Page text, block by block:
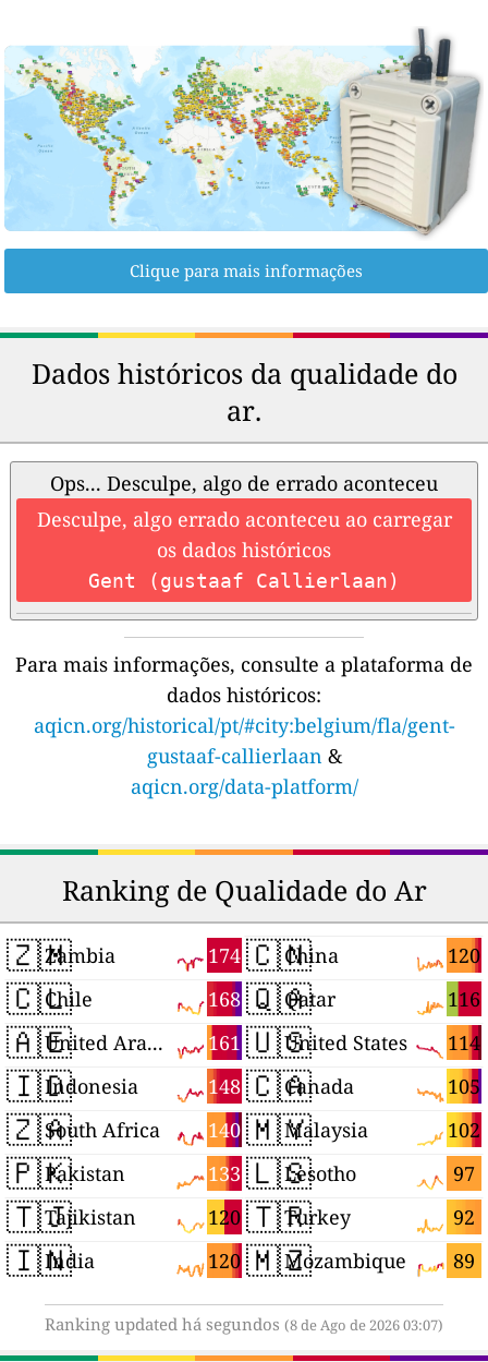
Clique para mais informações
Dados históricos da qualidade do
ar.
Ops... Desculpe, algo de errado aconteceu
Desculpe, algo errado aconteceu ao carregar
os dados históricos
Gent (gustaaf Callierlaan)
Para mais informações, consulte a plataforma de
dados históricos:
aqicn.org/historical/pt/#city:belgium/fla/gent-
gustaaf-callierlaan &
aqicn.org/data-platform/
Ranking de Qualidade do Ar
🇿🇲 174
Zambia
🇨🇱 168
Chile
🇦🇪 161
United Arab Emirates
🇮🇩 148
Indonesia
🇿🇦 140
South Africa
🇵🇰 133
Pakistan
🇹🇯 120
Tajikistan
🇮🇳 120
India
🇨🇳 120
China
🇶🇦 116
Qatar
🇺🇸 114
United States
🇨🇦 105
Canada
🇲🇾 102
Malaysia
🇱🇸 97
Lesotho
🇹🇷 92
Turkey
🇲🇿 89
Mozambique
Ranking updated há segundos (8 de Ago de 2026 03:07)